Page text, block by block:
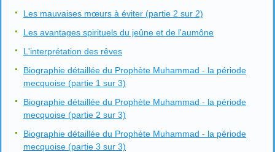
Les mauvaises mœurs à éviter (partie 2 sur 2)
Les avantages spirituels du jeûne et de l'aumône
L'interprétation des rêves
Biographie détaillée du Prophète Muhammad - la période
mecquoise (partie 1 sur 3)
Biographie détaillée du Prophète Muhammad - la période
mecquoise (partie 2 sur 3)
Biographie détaillée du Prophète Muhammad - la période
mecquoise (partie 3 sur 3)